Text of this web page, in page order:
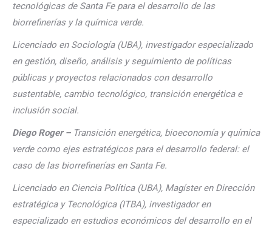
tecnológicas de Santa Fe para el desarrollo de las
biorrefinerías y la química verde.
Licenciado en Sociología (UBA), investigador especializado
en gestión, diseño, análisis y seguimiento de políticas
públicas y proyectos relacionados con desarrollo
sustentable, cambio tecnológico, transición energética e
inclusión social.
Diego Roger – Transición energética, bioeconomía y química
verde como ejes estratégicos para el desarrollo federal: el
caso de las biorrefinerías en Santa Fe.
Licenciado en Ciencia Política (UBA), Magíster en Dirección
estratégica y Tecnológica (ITBA), investigador en
especializado en estudios económicos del desarrollo en el